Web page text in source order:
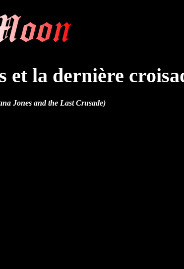
et la dernière
Jones and the Last Crusade)